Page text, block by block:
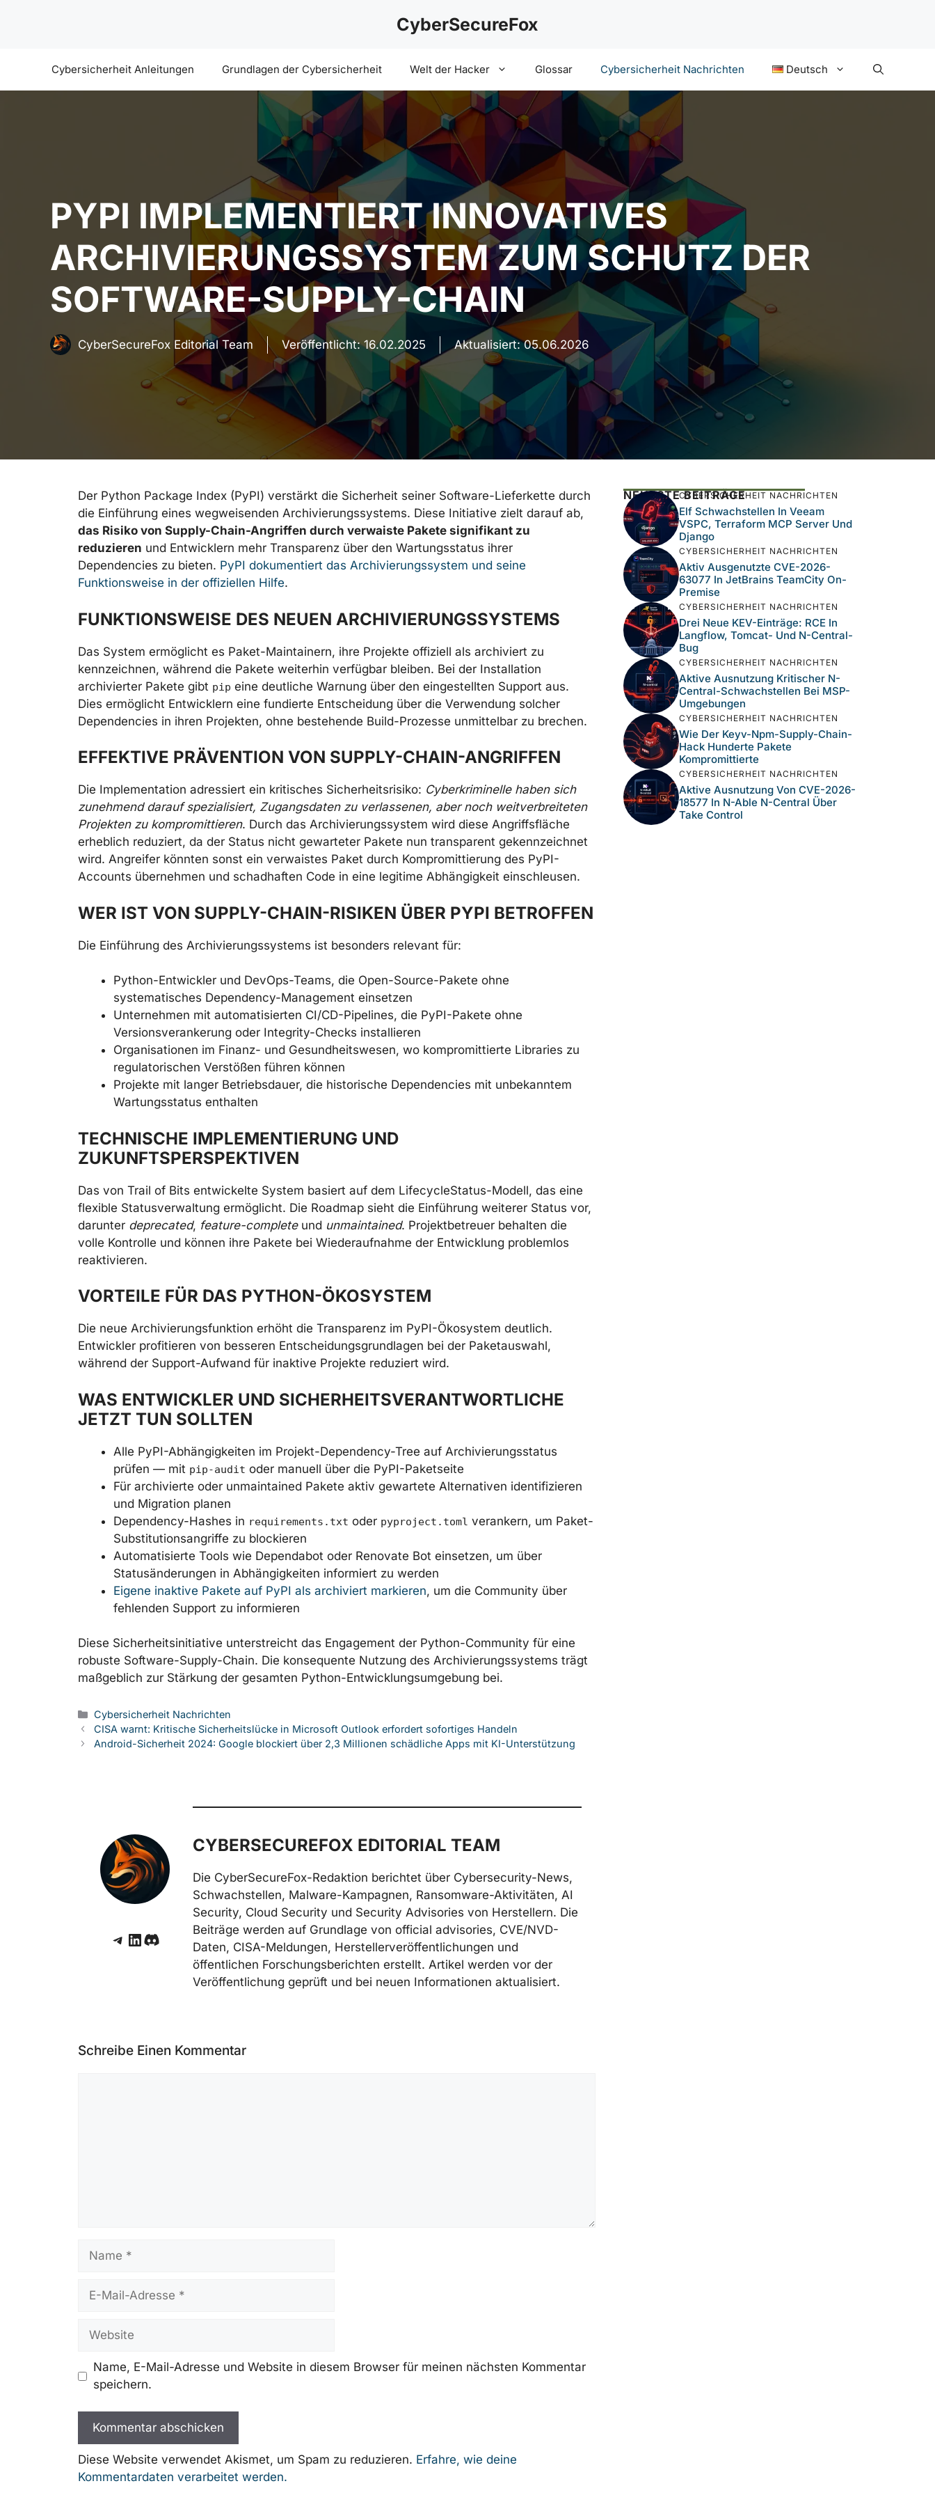
CyberSecureFox
Cybersicherheit Anleitungen Grundlagen der Cybersicherheit Welt der Hacker Glossar Cybersicherheit Nachrichten Deutsch
PYPI IMPLEMENTIERT INNOVATIVES
ARCHIVIERUNGSSYSTEM ZUM SCHUTZ DER
SOFTWARE-SUPPLY-CHAIN
CyberSecureFox Editorial Team Veröffentlicht:16.02.2025 Aktualisiert:05.06.2026
Der Python Package Index (PyPI) verstärkt die Sicherheit seiner Software-Lieferkette durch
die Einführung eines wegweisenden Archivierungssystems. Diese Initiative zielt darauf ab,
das Risiko von Supply-Chain-Angriffen durch verwaiste Pakete signifikant zu
reduzieren und Entwicklern mehr Transparenz über den Wartungsstatus ihrer
Dependencies zu bieten. PyPI dokumentiert das Archivierungssystem und seine
Funktionsweise in der offiziellen Hilfe.
FUNKTIONSWEISE DES NEUEN ARCHIVIERUNGSSYSTEMS
Das System ermöglicht es Paket-Maintainern, ihre Projekte offiziell als archiviert zu
kennzeichnen, während die Pakete weiterhin verfügbar bleiben. Bei der Installation
archivierter Pakete gibt pip eine deutliche Warnung über den eingestellten Support aus.
Dies ermöglicht Entwicklern eine fundierte Entscheidung über die Verwendung solcher
Dependencies in ihren Projekten, ohne bestehende Build-Prozesse unmittelbar zu brechen.
EFFEKTIVE PRÄVENTION VON SUPPLY-CHAIN-ANGRIFFEN
Die Implementation adressiert ein kritisches Sicherheitsrisiko: Cyberkriminelle haben sich
zunehmend darauf spezialisiert, Zugangsdaten zu verlassenen, aber noch weitverbreiteten
Projekten zu kompromittieren. Durch das Archivierungssystem wird diese Angriffsfläche
erheblich reduziert, da der Status nicht gewarteter Pakete nun transparent gekennzeichnet
wird. Angreifer könnten sonst ein verwaistes Paket durch Kompromittierung des PyPI-
Accounts übernehmen und schadhaften Code in eine legitime Abhängigkeit einschleusen.
WER IST VON SUPPLY-CHAIN-RISIKEN ÜBER PYPI BETROFFEN
Die Einführung des Archivierungssystems ist besonders relevant für:
Python-Entwickler und DevOps-Teams, die Open-Source-Pakete ohne
systematisches Dependency-Management einsetzen
Unternehmen mit automatisierten CI/CD-Pipelines, die PyPI-Pakete ohne
Versionsverankerung oder Integrity-Checks installieren
Organisationen im Finanz- und Gesundheitswesen, wo kompromittierte Libraries zu
regulatorischen Verstößen führen können
Projekte mit langer Betriebsdauer, die historische Dependencies mit unbekanntem
Wartungsstatus enthalten
TECHNISCHE IMPLEMENTIERUNG UND
ZUKUNFTSPERSPEKTIVEN
Das von Trail of Bits entwickelte System basiert auf dem LifecycleStatus-Modell, das eine
flexible Statusverwaltung ermöglicht. Die Roadmap sieht die Einführung weiterer Status vor,
darunter deprecated, feature-completeund unmaintained. Projektbetreuer behalten die
volle Kontrolle und können ihre Pakete bei Wiederaufnahme der Entwicklung problemlos
reaktivieren.
VORTEILE FÜR DAS PYTHON-ÖKOSYSTEM
Die neue Archivierungsfunktion erhöht die Transparenz im PyPI-Ökosystem deutlich.
Entwickler profitieren von besseren Entscheidungsgrundlagen bei der Paketauswahl,
während der Support-Aufwand für inaktive Projekte reduziert wird.
WAS ENTWICKLER UND SICHERHEITSVERANTWORTLICHE
JETZT TUN SOLLTEN
Alle PyPI-Abhängigkeiten im Projekt-Dependency-Tree auf Archivierungsstatus
prüfen — mit pip-audit oder manuell über die PyPI-Paketseite
Für archivierte oder unmaintained Pakete aktiv gewartete Alternativen identifizieren
und Migration planen
Dependency-Hashes in requirements.txt oder pyproject.toml verankern, um Paket-
Substitutionsangriffe zu blockieren
Automatisierte Tools wie Dependabot oder Renovate Bot einsetzen, um über
Statusänderungen in Abhängigkeiten informiert zu werden
Eigene inaktive Pakete auf PyPI als archiviert markieren, um die Community über
fehlenden Support zu informieren
Diese Sicherheitsinitiative unterstreicht das Engagement der Python-Community für eine
robuste Software-Supply-Chain. Die konsequente Nutzung des Archivierungssystems trägt
maßgeblich zur Stärkung der gesamten Python-Entwicklungsumgebung bei.
Kategorien
Cybersicherheit Nachrichten
CISA warnt: Kritische Sicherheitslücke in Microsoft Outlook erfordert sofortiges Handeln
Android-Sicherheit 2024: Google blockiert über 2,3 Millionen schädliche Apps mit KI-Unterstützung
Telegram
LinkedIn
Discord
CYBERSECUREFOX EDITORIAL TEAM
Die CyberSecureFox-Redaktion berichtet über Cybersecurity-News,
Schwachstellen, Malware-Kampagnen, Ransomware-Aktivitäten, AI
Security, Cloud Security und Security Advisories von Herstellern. Die
Beiträge werden auf Grundlage von official advisories, CVE/NVD-
Daten, CISA-Meldungen, Herstellerveröffentlichungen und
öffentlichen Forschungsberichten erstellt. Artikel werden vor der
Veröffentlichung geprüft und bei neuen Informationen aktualisiert.
Schreibe Einen Kommentar
Name
Website
Name, E-Mail-Adresse und Website in diesem Browser für meinen nächsten Kommentar
speichern.
Diese Website verwendet Akismet, um Spam zu reduzieren. Erfahre, wie deine
Kommentardaten verarbeitet werden.
NEUESTE BEITRÄGE
CYBERSICHERHEIT NACHRICHTEN
Elf Schwachstellen In Veeam
VSPC, Terraform MCP Server Und
Django
CYBERSICHERHEIT NACHRICHTEN
Aktiv Ausgenutzte CVE-2026-
63077 In JetBrains TeamCity On-
Premise
CYBERSICHERHEIT NACHRICHTEN
Drei Neue KEV-Einträge: RCE In
Langflow, Tomcat- Und N-Central-
Bug
CYBERSICHERHEIT NACHRICHTEN
Aktive Ausnutzung Kritischer N-
Central-Schwachstellen Bei MSP-
Umgebungen
CYBERSICHERHEIT NACHRICHTEN
Wie Der Keyv-Npm-Supply-Chain-
Hack Hunderte Pakete
Kompromittierte
CYBERSICHERHEIT NACHRICHTEN
Aktive Ausnutzung Von CVE-2026-
18577 In N-Able N-Central Über
Take Control